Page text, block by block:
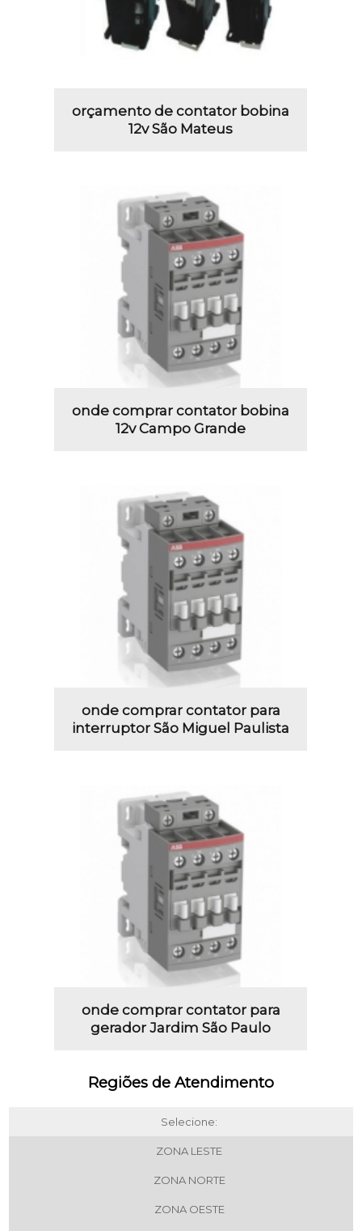
orçamento de contator bobina
12v São Mateus
onde comprar contator bobina
12v Campo Grande
onde comprar contator para
interruptor São Miguel Paulista
onde comprar contator para
gerador Jardim São Paulo
Regiões de Atendimento
Selecione:
ZONA LESTE
ZONA NORTE
ZONA OESTE